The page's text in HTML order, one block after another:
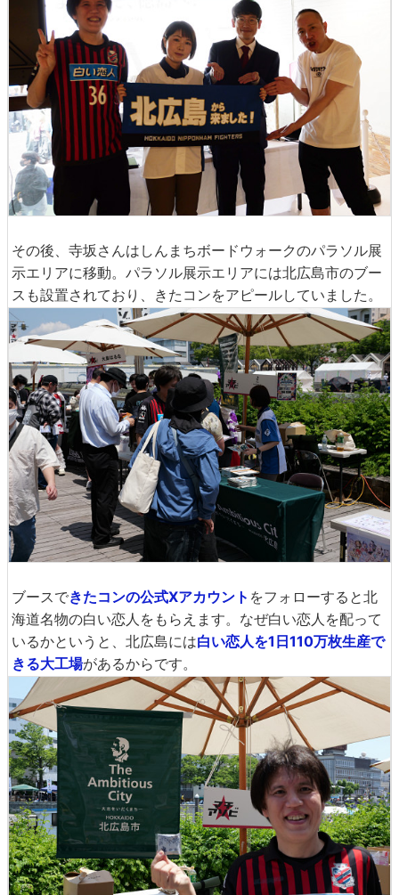
その後、寺坂さんはしんまちボードウォークのパラソル展
示エリアに移動。パラソル展示エリアには北広島市のブー
スも設置されており、きたコンをアピールしていました。
ブースできたコンの公式Xアカウント をフォローすると北
海道名物の白い恋人をもらえます。なぜ白い恋人を配って
いるかというと、北広島には白い恋人を1日110万枚生産で
きる大工場があるからです。